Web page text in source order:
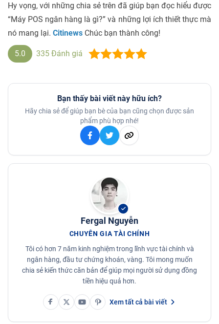
Hy vọng, với những chia sẻ trên đã giúp bạn đọc hiểu được
“Máy POS ngân hàng là gì?” và những lợi ích thiết thực mà
nó mang lại. Citinews Chúc bạn thành công!
5.0 335 Đánh giá
Bạn thấy bài viết này hữu ích?
Hãy chia sẻ để giúp bạn bè của bạn cũng chọn được sản
phẩm phù hợp nhé!
Fergal Nguyễn
CHUYÊN GIA TÀI CHÍNH
Tôi có hơn 7 năm kinh nghiệm trong lĩnh vực tài chính và
ngân hàng, đầu tư chứng khoán, vàng. Tôi mong muốn
chia sẻ kiến thức căn bản để giúp mọi người sử dụng đồng
tiền hiệu quả hơn.
Xem tất cả bài viết